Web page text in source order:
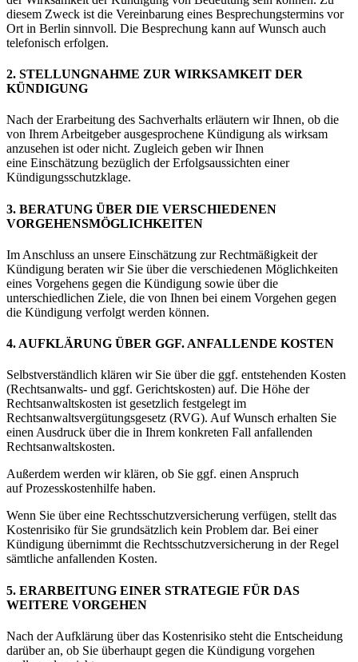
diesem Zweck ist die Vereinbarung eines Besprechungstermins vor
Ort in Berlin sinnvoll. Die Besprechung kann auf Wunsch auch
telefonisch erfolgen.
2. STELLUNGNAHME ZUR WIRKSAMKEIT DER
KÜNDIGUNG
Nach der Erarbeitung des Sachverhalts erläutern wir Ihnen, ob die
von Ihrem Arbeitgeber ausgesprochene Kündigung als wirksam
anzusehen ist oder nicht. Zugleich geben wir Ihnen
eine Einschätzung bezüglich der Erfolgsaussichten einer
Kündigungsschutzklage.
3. BERATUNG ÜBER DIE VERSCHIEDENEN
VORGEHENSMÖGLICHKEITEN
Im Anschluss an unsere Einschätzung zur Rechtmäßigkeit der
Kündigung beraten wir Sie über die verschiedenen Möglichkeiten
eines Vorgehens gegen die Kündigung sowie über die
unterschiedlichen Ziele, die von Ihnen bei einem Vorgehen gegen
die Kündigung verfolgt werden können.
4. AUFKLÄRUNG ÜBER GGF. ANFALLENDE KOSTEN
Selbstverständlich klären wir Sie über die ggf. entstehenden Kosten
(Rechtsanwalts- und ggf. Gerichtskosten) auf. Die Höhe der
Rechtsanwaltskosten ist gesetzlich festgelegt im
Rechtsanwaltsvergütungsgesetz (RVG). Auf Wunsch erhalten Sie
einen Ausdruck über die in Ihrem konkreten Fall anfallenden
Rechtsanwaltskosten.
Außerdem werden wir klären, ob Sie ggf. einen Anspruch
auf Prozesskostenhilfe haben.
Wenn Sie über eine Rechtsschutzversicherung verfügen, stellt das
Kostenrisiko für Sie grundsätzlich kein Problem dar. Bei einer
Kündigung übernimmt die Rechtsschutzversicherung in der Regel
sämtliche anfallenden Kosten.
5. ERARBEITUNG EINER STRATEGIE FÜR DAS
WEITERE VORGEHEN
Nach der Aufklärung über das Kostenrisiko steht die Entscheidung
darüber an, ob Sie überhaupt gegen die Kündigung vorgehen